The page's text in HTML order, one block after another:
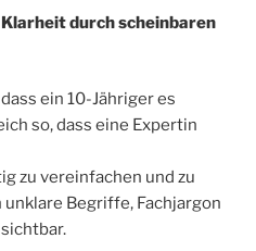
durch scheinbaren
ein 10-Jähriger es
so, dass eine Expertin
zu vereinfachen und zu
Begriffe, Fachjargon